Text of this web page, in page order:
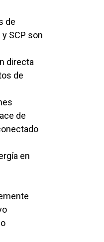
de
SCP son
directa
de
de
en